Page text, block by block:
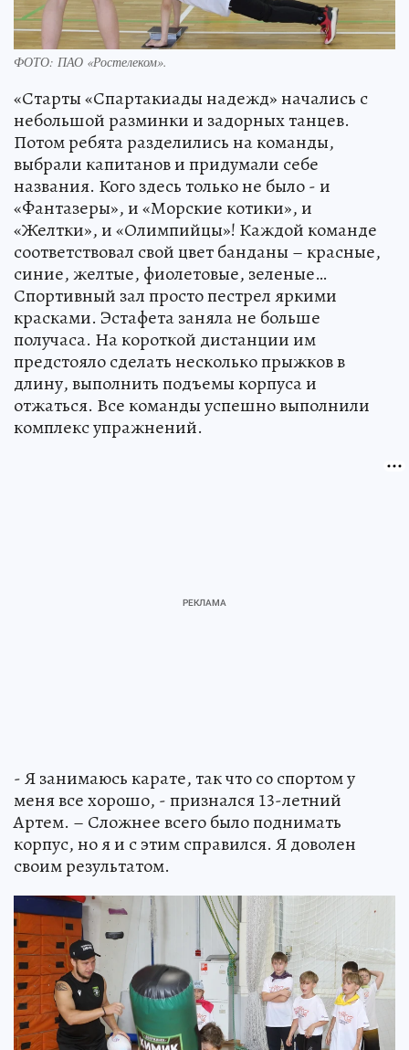
ФОТО: ПАО «Ростелеком».
«Старты «Спартакиады надежд» начались с
небольшой разминки и задорных танцев.
Потом ребята разделились на команды,
выбрали капитанов и придумали себе
названия. Кого здесь только не было - и
«Фантазеры», и «Морские котики», и
«Желтки», и «Олимпийцы»! Каждой команде
соответствовал свой цвет банданы – красные,
синие, желтые, фиолетовые, зеленые…
Спортивный зал просто пестрел яркими
красками. Эстафета заняла не больше
получаса. На короткой дистанции им
предстояло сделать несколько прыжков в
длину, выполнить подъемы корпуса и
отжаться. Все команды успешно выполнили
комплекс упражнений.
- Я занимаюсь карате, так что со спортом у
меня все хорошо, - признался 13-летний
Артем. – Сложнее всего было поднимать
корпус, но я и с этим справился. Я доволен
своим результатом.